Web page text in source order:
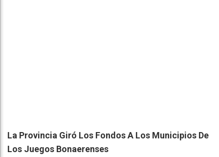
La Provincia Giró Los Fondos A Los Municipios De
Los Juegos Bonaerenses